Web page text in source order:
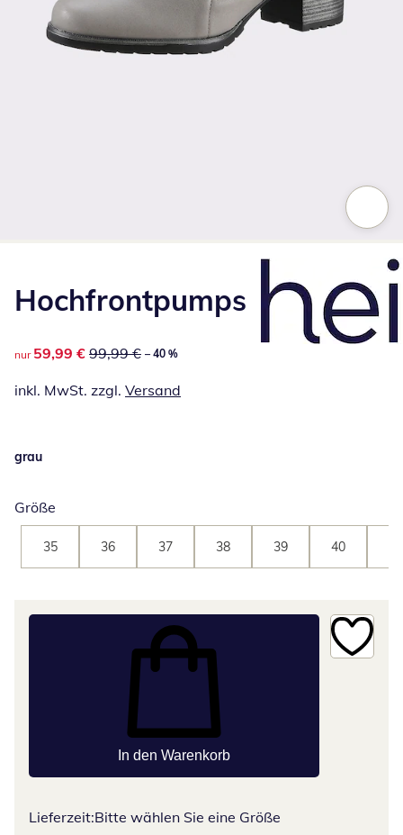
Hochfrontpumps
reduzierter Preis 59,99 €, vorheriger Preis: 99,99 €
nur 59,99 € 99,99 € – 40 %
inkl. MwSt. zzgl. Versand
grau
Größe
35 36 37 38 39 40
In den Warenkorb
Lieferzeit:Bitte wählen Sie eine Größe